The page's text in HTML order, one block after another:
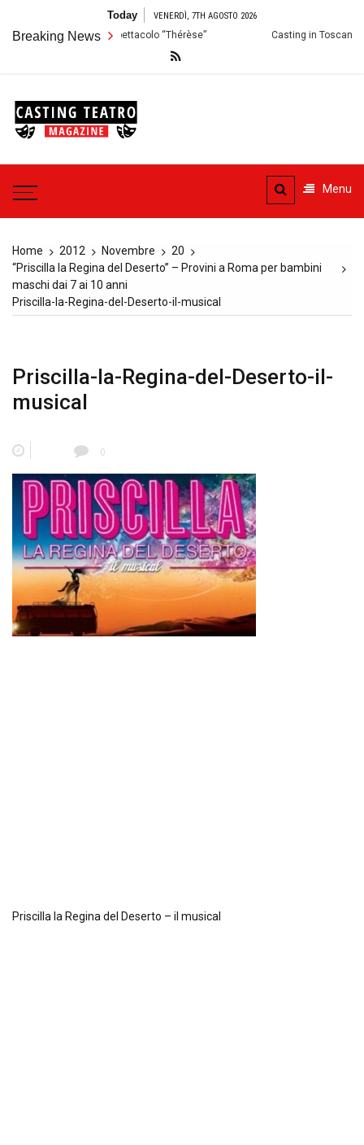
content
Today VENERDÌ, 7TH AGOSTO 2026
Breaking News
Audizioni per lo Spettacolo “Thérèse” Casting in Toscana: Si
teatrali
Menu
Home 2012 Novembre
20
“Priscilla la Regina del Deserto” – Provini a Roma per bambini
maschi dai 7 ai 10 anni
Priscilla-la-Regina-del-Deserto-il-musical
Priscilla-la-Regina-del-Deserto-il-
musical
0
Priscilla la Regina del Deserto – il musical